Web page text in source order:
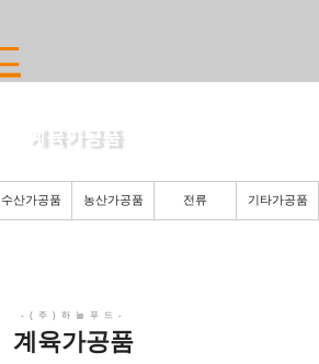
계육가공품
수산가공품 농산가공품 전류 기타가공품
계육가공품